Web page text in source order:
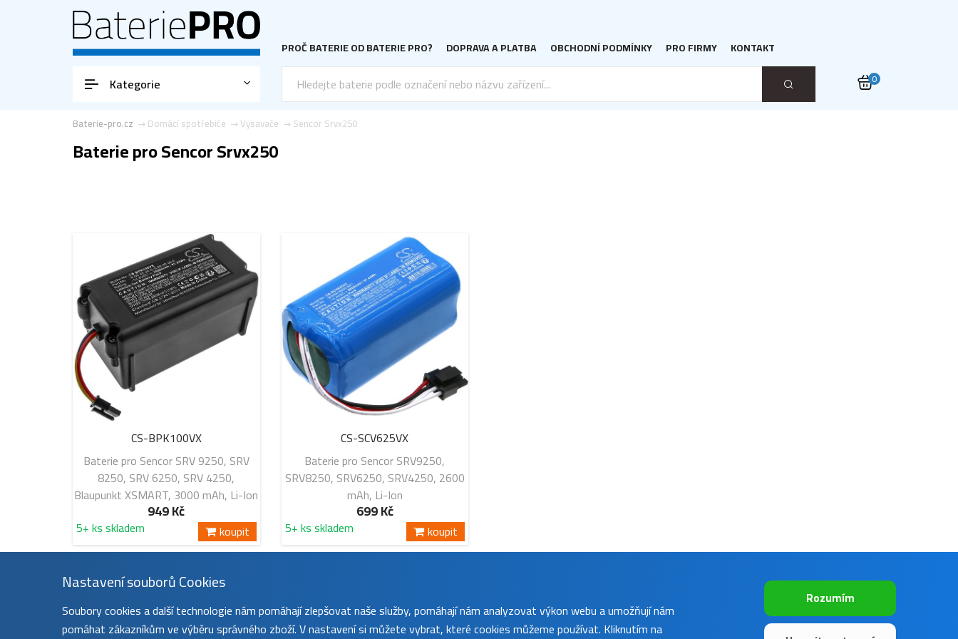
PROČ BATERIE OD BATERIE PRO? DOPRAVA A PLATBA OBCHODNÍ PODMÍNKY PRO FIRMY KONTAKT
Kategorie 0
Sencor Srvx250
Vysavače
Domácí spotřebiče
Baterie-pro.cz
Baterie pro Sencor Srvx250
CS-BPK100VX
Baterie pro Sencor SRV 9250, SRV
8250, SRV 6250, SRV 4250,
Blaupunkt XSMART, 3000 mAh, Li-Ion
949 Kč
5+ ks skladem koupit
CS-SCV625VX
Baterie pro Sencor SRV9250,
SRV8250, SRV6250, SRV4250, 2600
mAh, Li-Ion
699 Kč
5+ ks skladem koupit
Nastavení souborů Cookies
Soubory cookies a další technologie nám pomáhají zlepšovat naše služby, pomáhají nám analyzovat výkon webu a umožňují nám
pomáhat zákazníkům ve výběru správného zboží. V nastavení si můžete vybrat, které cookies můžeme používat. Kliknutím na
Rozumím